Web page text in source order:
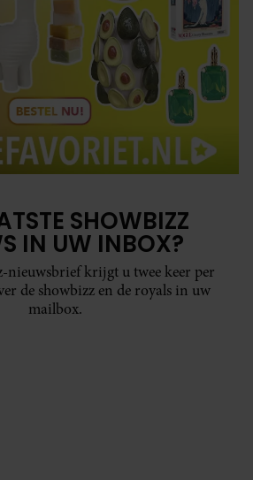
SHOWBIZZ
IN UW INBOX?
nieuwsbrief krijgt u twee keer per
de showbizz en de royals in uw
mailbox.